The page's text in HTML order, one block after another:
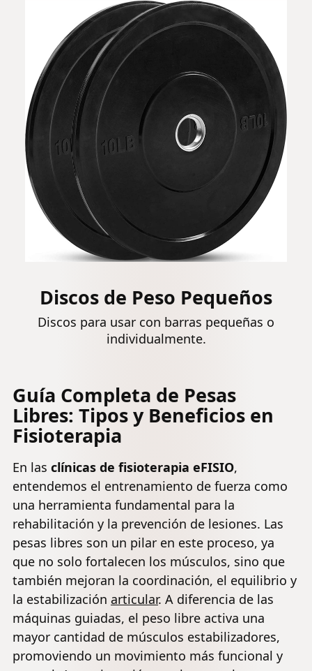
Discos de Peso Pequeños
Discos para usar con barras pequeñas o
individualmente.
Guía Completa de Pesas
Libres: Tipos y Beneficios en
Fisioterapia
En las clínicas de fisioterapia eFISIO,
entendemos el entrenamiento de fuerza como
una herramienta fundamental para la
rehabilitación y la prevención de lesiones. Las
pesas libres son un pilar en este proceso, ya
que no solo fortalecen los músculos, sino que
también mejoran la coordinación, el equilibrio y
la estabilización articular. A diferencia de las
máquinas guiadas, el peso libre activa una
mayor cantidad de músculos estabilizadores,
promoviendo un movimiento más funcional y